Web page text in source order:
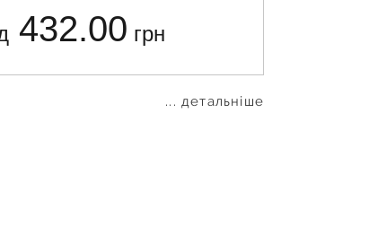
432.00 грн
... детальніше